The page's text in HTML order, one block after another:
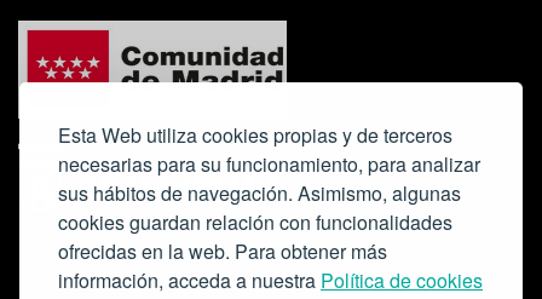
Esta Web utiliza cookies propias y de terceros
necesarias para su funcionamiento, para analizar
sus hábitos de navegación. Asimismo, algunas
cookies guardan relación con funcionalidades
ofrecidas en la web. Para obtener más
información, acceda a nuestra Política de cookies
Colabora: